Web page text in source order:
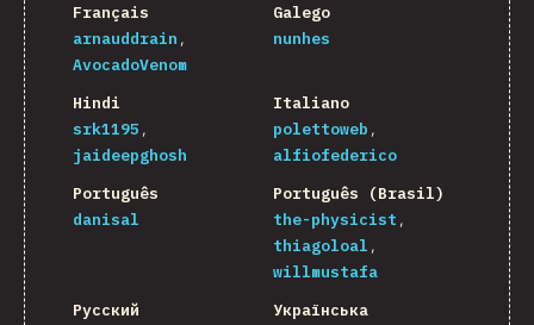
Français
arnauddrain
AvocadoVenom
Galego
nunhes
Hindi
srk1195
jaideepghosh
Italiano
polettoweb
alfiofederico
Português
danisal
Português (Brasil)
the-physicist
thiagoloal
willmustafa
Русский
Українська